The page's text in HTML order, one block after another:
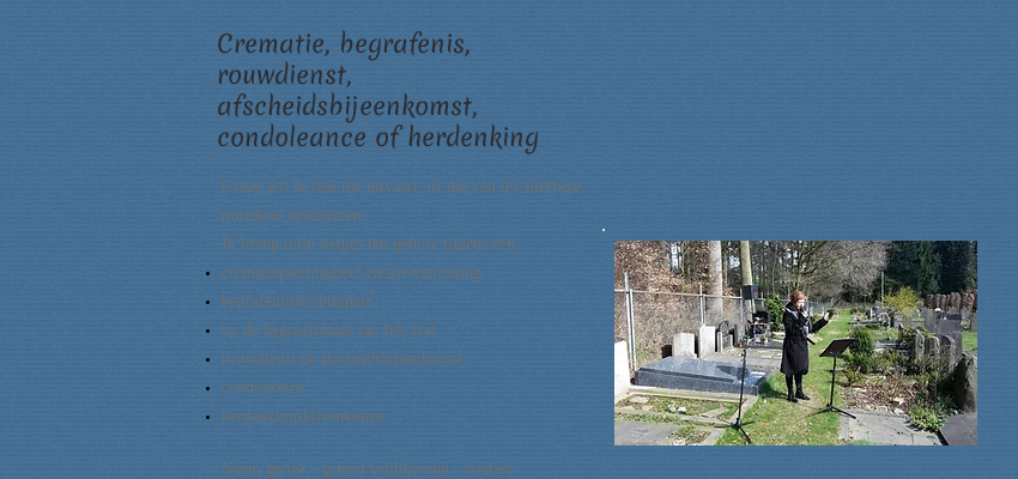
Crematie, begrafenis,
rouwdienst,
afscheidsbijeenkomst,
condoleance of herdenking
Graag wil ik ook uw uitvaart, of die van uw dierbare,
muzikaal opluisteren.
Ik breng mijn liedjes ten gehore tijdens een:
crematieplechtigheid en asverstrooiing
begrafenisplechtigheid
op de begraafplaats aan het graf
rouwdienst of afscheidsbijeenkomst
condoleance
herdenkingsbijeenkomst
Neem gerust - geheel vrijblijvend - contact